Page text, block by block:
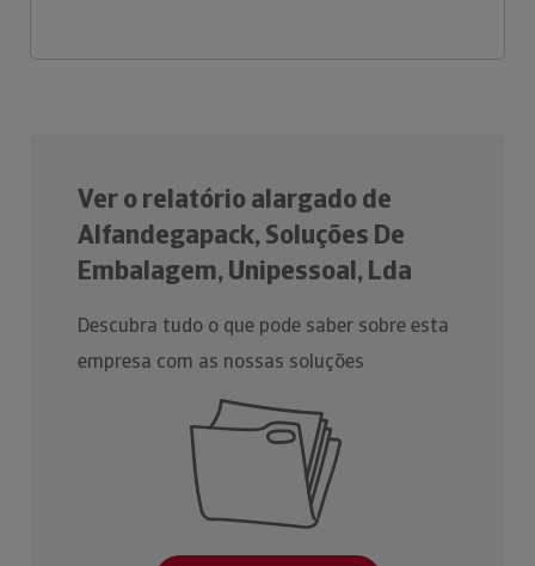
Ver o relatório alargado de
Alfandegapack, Soluções De
Embalagem, Unipessoal, Lda
Descubra tudo o que pode saber sobre esta
empresa com as nossas soluções